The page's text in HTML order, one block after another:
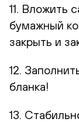
11. Вложить
бумажный
закрыть и
12.
бланка!
13.